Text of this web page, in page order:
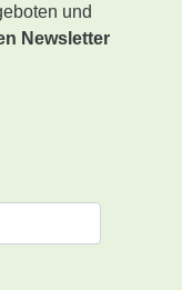
und
Newsletter